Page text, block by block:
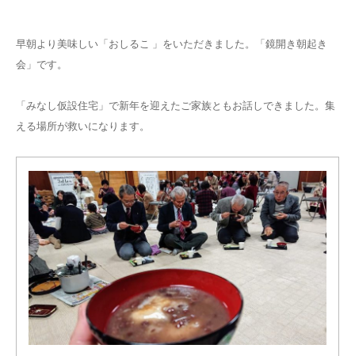
早朝より美味しい「おしるこ 」をいただきました。「鏡開き朝起き
会」です。
「みなし仮設住宅」で新年を迎えたご家族ともお話しできました。集
える場所が救いになります。